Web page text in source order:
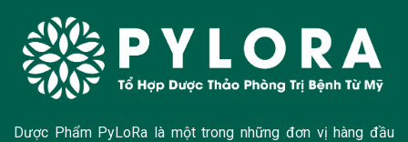
Dược Phẩm PyLoRa là một trong những đơn vị hàng đầu